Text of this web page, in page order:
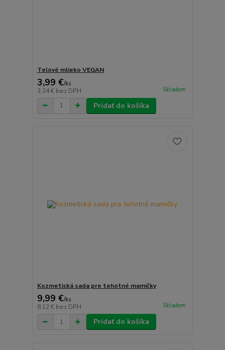
Telové mlieko VEGAN
3,99 €/ks
3,24 € bez DPH Skladom
Pridať do košíka
Kozmetická sada pre tehotné mamičky
9,99 €/ks
8,12 € bez DPH Skladom
Pridať do košíka